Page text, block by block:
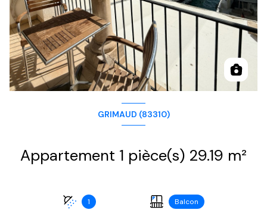
GRIMAUD (83310)
Appartement 1 pièce(s) 29.19 m²
1 Balcon